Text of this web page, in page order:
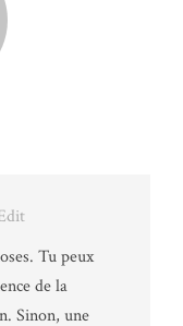
Tu peux
de la
Sinon, une